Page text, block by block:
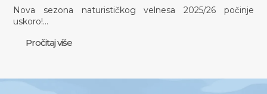
Nova sezona naturističkog velnesa 2025/26 počinje
uskoro!…
Pročitaj više